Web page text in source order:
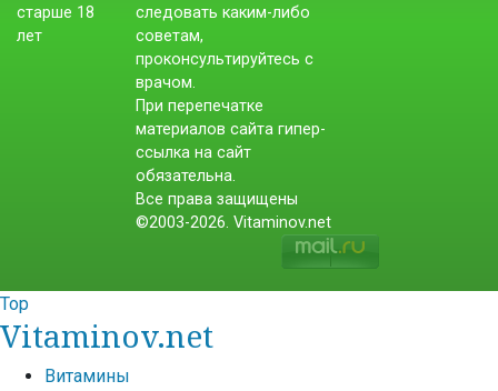
следовать каким-либо
советам,
проконсультируйтесь с
врачом.
При перепечатке
материалов сайта гипер-
ссылка на сайт
обязательна.
Все права защищены
©2003-2026. Vitaminov.net
Top
Vitaminov.net
Витамины